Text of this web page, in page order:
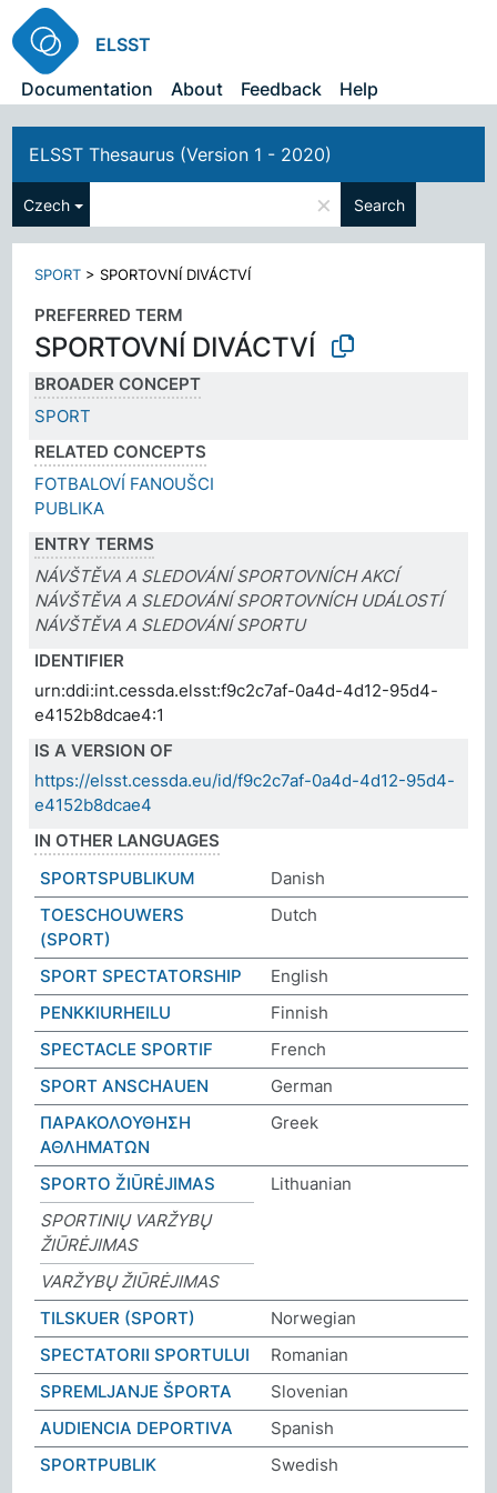
ELSST
Documentation
About Feedback Help
ELSST Thesaurus (Version 1 - 2020)
Czech × Search
SPORT >SPORTOVNÍ DIVÁCTVÍ
PREFERRED TERM
SPORTOVNÍ DIVÁCTVÍ
BROADER CONCEPT
SPORT
RELATED CONCEPTS
FOTBALOVÍ FANOUŠCI
PUBLIKA
ENTRY TERMS
NÁVŠTĚVA A SLEDOVÁNÍ SPORTOVNÍCH AKCÍ
NÁVŠTĚVA A SLEDOVÁNÍ SPORTOVNÍCH UDÁLOSTÍ
NÁVŠTĚVA A SLEDOVÁNÍ SPORTU
IDENTIFIER
urn:ddi:int.cessda.elsst:f9c2c7af-0a4d-4d12-95d4-
e4152b8dcae4:1
IS A VERSION OF
https://elsst.cessda.eu/id/f9c2c7af-0a4d-4d12-95d4-
e4152b8dcae4
IN OTHER LANGUAGES
SPORTSPUBLIKUM
Danish
TOESCHOUWERS
(SPORT)
Dutch
SPORT SPECTATORSHIP
English
PENKKIURHEILU
Finnish
SPECTACLE SPORTIF
French
SPORT ANSCHAUEN
German
ΠΑΡΑΚΟΛΟΥΘΗΣΗ
ΑΘΛΗΜΑΤΩΝ
Greek
SPORTO ŽIŪRĖJIMAS
Lithuanian
SPORTINIŲ VARŽYBŲ
ŽIŪRĖJIMAS
VARŽYBŲ ŽIŪRĖJIMAS
TILSKUER (SPORT)
Norwegian
SPECTATORII SPORTULUI
Romanian
SPREMLJANJE ŠPORTA
Slovenian
AUDIENCIA DEPORTIVA
Spanish
SPORTPUBLIK
Swedish